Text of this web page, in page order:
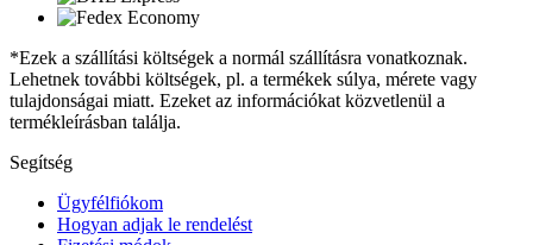
*Ezek a szállítási költségek a normál szállításra vonatkoznak.
Lehetnek további költségek, pl. a termékek súlya, mérete vagy
tulajdonságai miatt. Ezeket az információkat közvetlenül a
termékleírásban találja.
Segítség
Ügyfélfiókom
Hogyan adjak le rendelést